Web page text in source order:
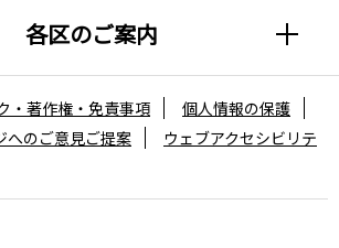
各区のご案内
・著作権・免責事項
個人情報の保護
へのご意見ご提案
ウェブアクセシビリテ